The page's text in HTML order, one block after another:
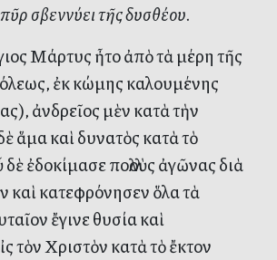
σβεννύει τῆς δυσθέου.
Μάρτυς ἦτο ἀπὸ τὰ μέρη τῆς
ἐκ κώμης καλουμένης
ἀνδρεῖος μὲν κατὰ τὴν
ἅμα καὶ δυνατὸς κατὰ τὸ
ἐδοκίμασε πολλοὺς ἀγῶνας διὰ
καὶ κατεφρόνησεν ὅλα τὰ
ἔγινε θυσία καὶ
τὸν Χριστὸν κατὰ τὸ ἔκτον